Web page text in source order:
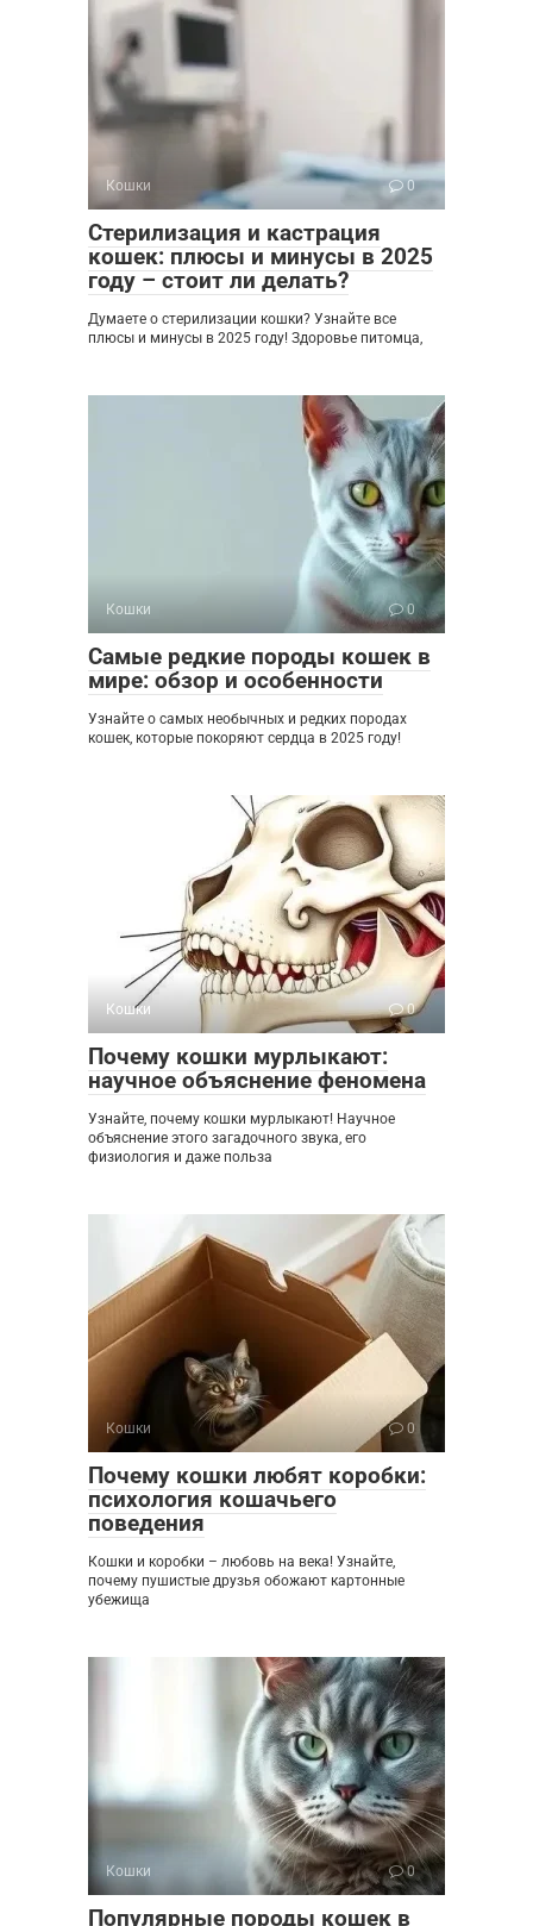
Кошки 0
Стерилизация и кастрация
кошек: плюсы и минусы в 2025
году – стоит ли делать?
Думаете о стерилизации кошки? Узнайте все
плюсы и минусы в 2025 году! Здоровье питомца,
Кошки 0
Самые редкие породы кошек в
мире: обзор и особенности
Узнайте о самых необычных и редких породах
кошек, которые покоряют сердца в 2025 году!
Кошки 0
Почему кошки мурлыкают:
научное объяснение феномена
Узнайте, почему кошки мурлыкают! Научное
объяснение этого загадочного звука, его
физиология и даже польза
Кошки 0
Почему кошки любят коробки:
психология кошачьего
поведения
Кошки и коробки – любовь на века! Узнайте,
почему пушистые друзья обожают картонные
убежища
Кошки 0
Популярные породы кошек в